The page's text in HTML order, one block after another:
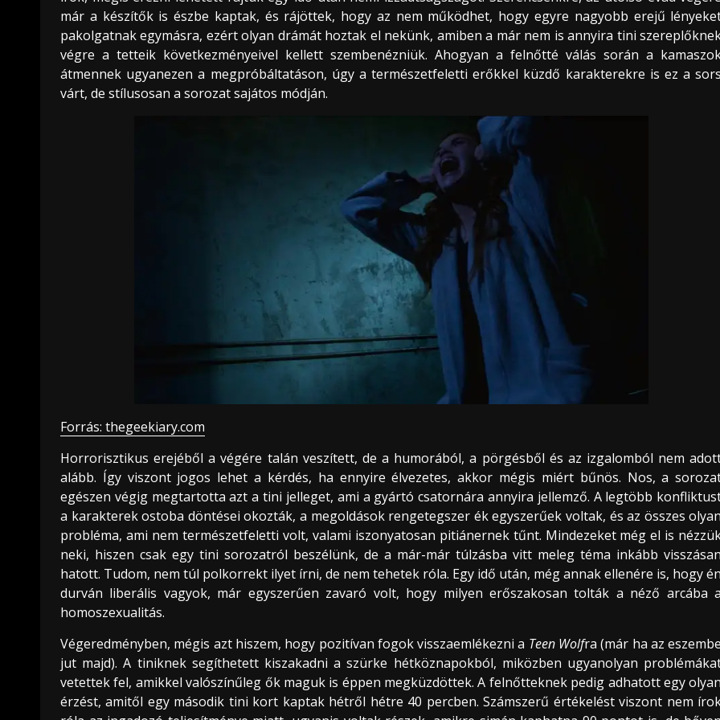
már a készítők is észbe kaptak, és rájöttek, hogy az nem működhet, hogy egyre nagyobb erejű
pakolgatnak egymásra, ezért olyan drámát hoztak el nekünk, amiben a már nem is annyira tini
végre a tetteik következményeivel kellett szembenézniük. Ahogyan a felnőtté válás során a
átmennek ugyanezen a megpróbáltatáson, úgy a természetfeletti erőkkel küzdő karakterekre is ez a sors
várt, de stílusosan a sorozat sajátos módján.
Forrás: thegeekiary.com
Horrorisztikus erejéből a végére talán veszített, de a humorából, a pörgésből és az izgalomból nem
alább. Így viszont jogos lehet a kérdés, ha ennyire élvezetes, akkor mégis miért bűnös. Nos, a
egészen végig megtartotta azt a tini jelleget, ami a gyártó csatornára annyira jellemző. A legtöbb
a karakterek ostoba döntései okozták, a megoldások rengetegszer ék egyszerűek voltak, és az összes olyan
probléma, ami nem természetfeletti volt, valami iszonyatosan pitiánernek tűnt. Mindezeket még el is
neki, hiszen csak egy tini sorozatról beszélünk, de a már-már túlzásba vitt meleg téma inkább visszásan
hatott. Tudom, nem túl polkorrekt ilyet írni, de nem tehetek róla. Egy idő után, még annak ellenére is, hogy én
durván liberális vagyok, már egyszerűen zavaró volt, hogy milyen erőszakosan tolták a néző arcába a
homoszexualitás.
Végeredményben, mégis azt hiszem, hogy pozitívan fogok visszaemlékezni a Teen Wolfra (már ha az eszembe
jut majd). A tiniknek segíthetett kiszakadni a szürke hétköznapokból, miközben ugyanolyan
vetettek fel, amikkel valószínűleg ők maguk is éppen megküzdöttek. A felnőtteknek pedig adhatott egy olyan
érzést, amitől egy második tini kort kaptak hétről hétre 40 percben. Számszerű értékelést viszont nem